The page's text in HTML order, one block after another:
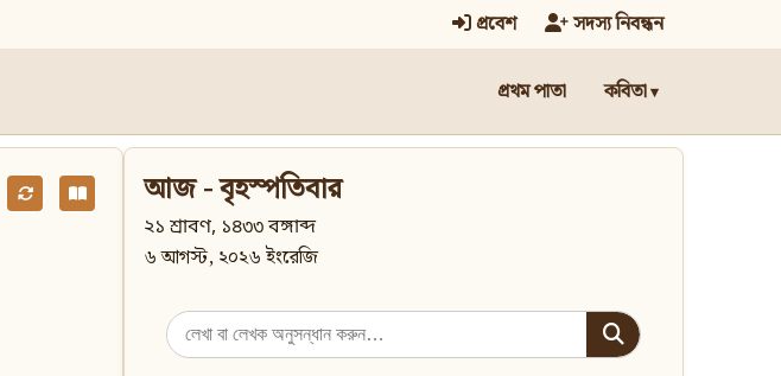
প্রবেশ সদস্য নিবন্ধন
প্রথম পাতা কবিতা
আজ - বৃহস্পতিবার
২১ শ্রাবণ, ১৪৩৩ বঙ্গাব্দ
৬ আগস্ট, ২০২৬ ইংরেজি
Search
for: